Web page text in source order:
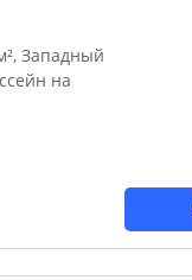
Западный
на